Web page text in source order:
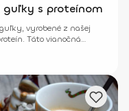
guľky s proteínom
vyrobené z našej
Táto vianočná